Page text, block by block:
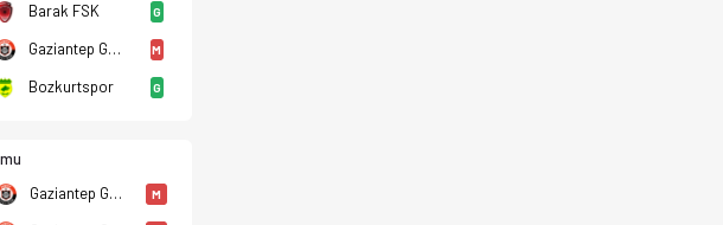
oranları Ofsayt'ta. (11.01.2026)
Barak FSK G
Gaziantep Gazispor M
Bozkurtspor G
Gaziantep Gazispor M